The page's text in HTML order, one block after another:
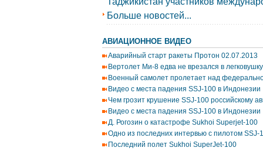
Больше новостей...
АВИАЦИОННОЕ ВИДЕО
Аварийный старт ракеты Протон 02.07.2013
Вертолет Ми-8 едва не врезался в легковушку
Военный самолет пролетает над
Видео с места падения SSJ-100 в Индонезии
Чем грозит крушение SSJ-100 российскому
Видео с места падения SSJ-100 в Индонезии
Д. Рогозин о катастрофе Sukhoi Superjet-100
Одно из последних интервью с пилотом SSJ-
Последний полет Sukhoi SuperJet-100